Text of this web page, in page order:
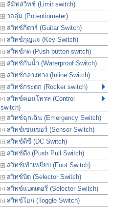
ลิมิทสวิทช์ (Limit switch)
วอลุ่ม (Potentiometer)
สวิทช์กีตาร์ (Guitar Switch)
สวิทช์กุญแจ (Key Switch)
สวิทช์กด (Push button switch)
สวิทช์กันน้ำ (Waterproof Switch)
สวิทช์กลางทาง (Inline Switch)
สวิทช์กระดก (Rocker switch)
สวิทช์คอนโทรล (Control
switch)
สวิทช์ฉุกเฉิน (Emergency Switch)
สวิทช์เซนเซอร์ (Sensor Switch)
สวิทช์ดีซี (DC Switch)
สวิทช์ดึง (Push Pull Switch)
สวิทช์เท้าเหยียบ (Foot Switch)
สวิทช์บิด (Selector Switch)
สวิทช์แบตเตอรี่ (Selector Switch)
สวิทช์โยก (Toggle Switch)